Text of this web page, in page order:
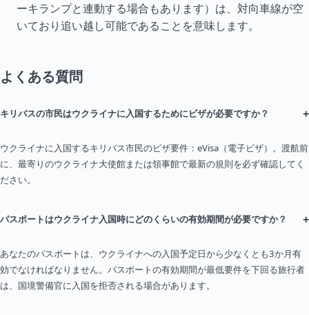
ーキランプと連動する場合もあります）は、対向車線が空
いており追い越し可能であることを意味します。
よくある質問
キリバスの市民はウクライナに入国するためにビザが必要ですか？ +
ウクライナに入国するキリバス市民のビザ要件：eVisa（電子ビザ）。渡航前
に、最寄りのウクライナ大使館または領事館で最新の規則を必ず確認してく
ださい。
パスポートはウクライナ入国時にどのくらいの有効期間が必要ですか？ +
あなたのパスポートは、ウクライナへの入国予定日から少なくとも3か月有
効でなければなりません。パスポートの有効期間が最低要件を下回る旅行者
は、国境警備官に入国を拒否される場合があります。